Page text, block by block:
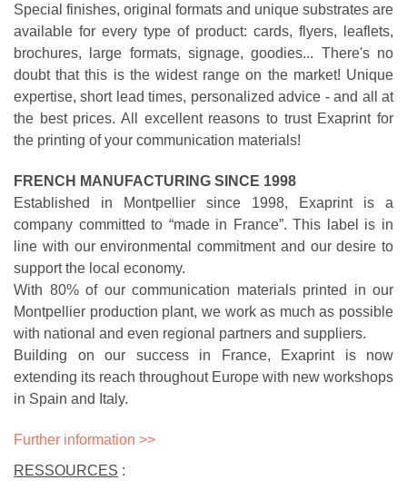
Special finishes, original formats and unique substrates are
available for every type of product: cards, flyers, leaflets,
brochures, large formats, signage, goodies... There's no
doubt that this is the widest range on the market! Unique
expertise, short lead times, personalized advice - and all at
the best prices. All excellent reasons to trust Exaprint for
the printing of your communication materials!
FRENCH MANUFACTURING SINCE 1998
Established in Montpellier since 1998, Exaprint is a
company committed to “made in France”. This label is in
line with our environmental commitment and our desire to
support the local economy.
With 80% of our communication materials printed in our
Montpellier production plant, we work as much as possible
with national and even regional partners and suppliers.
Building on our success in France, Exaprint is now
extending its reach throughout Europe with new workshops
in Spain and Italy.
Further information >>
RESSOURCES :